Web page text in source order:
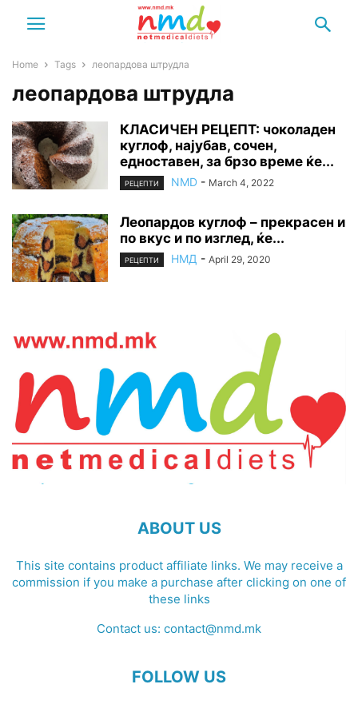
Home Tags леопардова штрудла
леопардова штрудла
КЛАСИЧЕН РЕЦЕПТ: чоколаден
куглоф, најубав, сочен,
едноставен, за брзо време ќе...
РЕЦЕПТИ NMD - March 4, 2022
Леопардов куглоф – прекрасен и
по вкус и по изглед, ќе...
РЕЦЕПТИ НМД - April 29, 2020
ABOUT US
This site contains product affiliate links. We may receive a
commission if you make a purchase after clicking on one of
these links
Contact us: contact@nmd.mk
FOLLOW US